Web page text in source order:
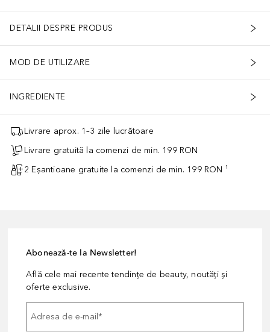
DETALII DESPRE PRODUS
MOD DE UTILIZARE
INGREDIENTE
Livrare aprox. 1–3 zile lucrătoare
Livrare gratuită la comenzi de min. 199 RON
2 Eșantioane gratuite la comenzi de min. 199 RON ¹
Abonează-te la Newsletter!
Află cele mai recente tendințe de beauty, noutăți și
oferte exclusive.
Adresa de e-mail*